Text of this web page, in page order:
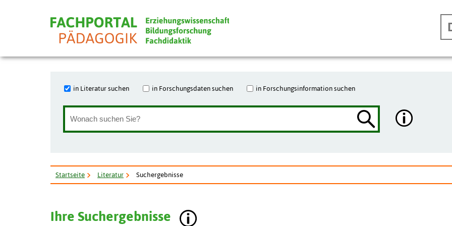
in Literatur suchen in Forschungsdaten suchen in Forschungsinformation suchen
Startseite Literatur Suchergebnisse
Ihre Suchergebnisse